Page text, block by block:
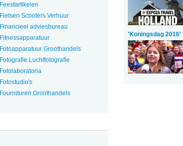
Feestartikelen
Fietsen Scooters Verhuur
Financieel adviesbureau
Fitnessapparatuur
Fotoapparatuur Groothandels
Fotografie Luchtfotografie
Fotolaboratoria
Fotostudio's
Fournituren Groothandels
'Koningsdag 2016'